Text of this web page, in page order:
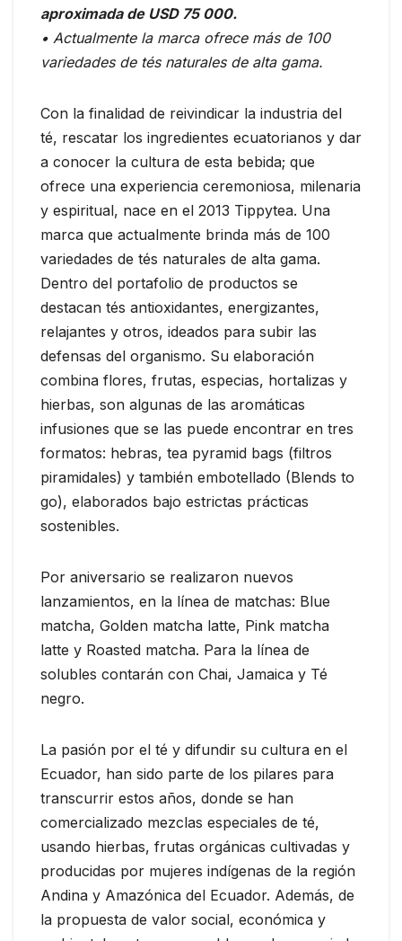
aproximada de USD 75 000.
• Actualmente la marca ofrece más de 100
variedades de tés naturales de alta gama.
Con la finalidad de reivindicar la industria del
té, rescatar los ingredientes ecuatorianos y dar
a conocer la cultura de esta bebida; que
ofrece una experiencia ceremoniosa, milenaria
y espiritual, nace en el 2013 Tippytea. Una
marca que actualmente brinda más de 100
variedades de tés naturales de alta gama.
Dentro del portafolio de productos se
destacan tés antioxidantes, energizantes,
relajantes y otros, ideados para subir las
defensas del organismo. Su elaboración
combina flores, frutas, especias, hortalizas y
hierbas, son algunas de las aromáticas
infusiones que se las puede encontrar en tres
formatos: hebras, tea pyramid bags (filtros
piramidales) y también embotellado (Blends to
go), elaborados bajo estrictas prácticas
sostenibles.
Por aniversario se realizaron nuevos
lanzamientos, en la línea de matchas: Blue
matcha, Golden matcha latte, Pink matcha
latte y Roasted matcha. Para la línea de
solubles contarán con Chai, Jamaica y Té
negro.
La pasión por el té y difundir su cultura en el
Ecuador, han sido parte de los pilares para
transcurrir estos años, donde se han
comercializado mezclas especiales de té,
usando hierbas, frutas orgánicas cultivadas y
producidas por mujeres indígenas de la región
Andina y Amazónica del Ecuador. Además, de
la propuesta de valor social, económica y